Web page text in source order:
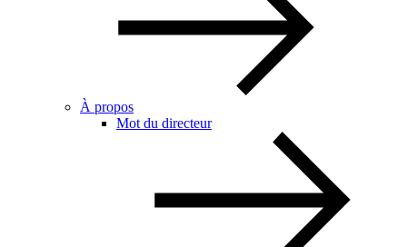
À propos
Mot du directeur